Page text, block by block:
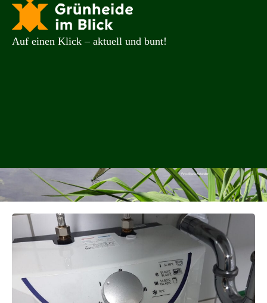
Inhalt
springen
Auf einen Klick – aktuell und bunt!
nach: